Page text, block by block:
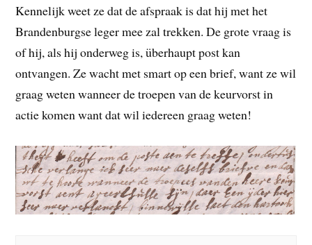
Kennelijk weet ze dat de afspraak is dat hij met het
Brandenburgse leger mee zal trekken. De grote vraag is
of hij, als hij onderweg is, überhaupt post kan
ontvangen. Ze wacht met smart op een brief, want ze wil
graag weten wanneer de troepen van de keurvorst in
actie komen want dat wil iedereen graag weten!